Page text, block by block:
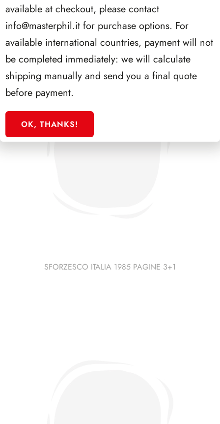
SFORZESCO ITALIA 1985 PAGINE 3+1
available at checkout, please contact
info@masterphil.it for purchase options. For
available international countries, payment will not
be completed immediately: we will calculate
shipping manually and send you a final quote
before payment.
OK, THANKS!